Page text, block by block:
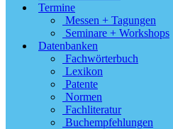
Termine
Messen + Tagungen
Seminare + Workshops
Datenbanken
Fachwörterbuch
Lexikon
Patente
Normen
Fachliteratur
Buchempfehlungen